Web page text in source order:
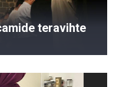
teravihte